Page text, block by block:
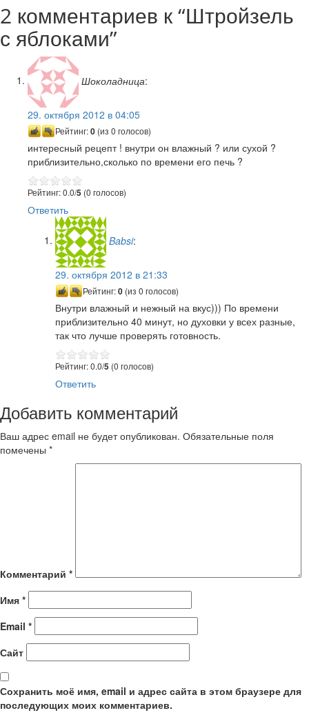
2 комментариев к “Штройзель
с яблоками”
Шоколадница:
29. октября 2012 в 04:05
Рейтинг:0 (из 0 голосов)
интересный рецепт ! внутри он влажный ? или сухой ?
приблизительно,сколько по времени его печь ?
Рейтинг: 0.0/5 (0 голосов)
Ответить
Babsi:
29. октября 2012 в 21:33
Рейтинг:0 (из 0 голосов)
Внутри влажный и нежный на вкус))) По времени
приблизительно 40 минут, но духовки у всех разные,
так что лучше проверять готовность.
Рейтинг: 0.0/5 (0 голосов)
Ответить
Добавить комментарий
Ваш адрес email не будет опубликован. Обязательные поля
помечены *
Комментарий *
Имя *
Email *
Сайт
Сохранить моё имя, email и адрес сайта в этом браузере для
последующих моих комментариев.